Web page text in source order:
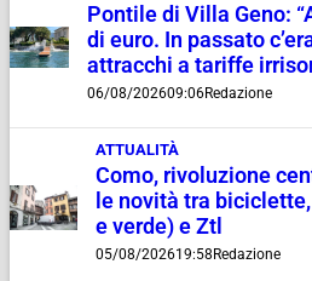
Pontile di Villa Geno:
di euro. In passato
attracchi a tariffe
06/08/202609:06Redazione
ATTUALITÀ
Como, rivoluzione
le novità tra
e verde) e Ztl
05/08/202619:58Redazione